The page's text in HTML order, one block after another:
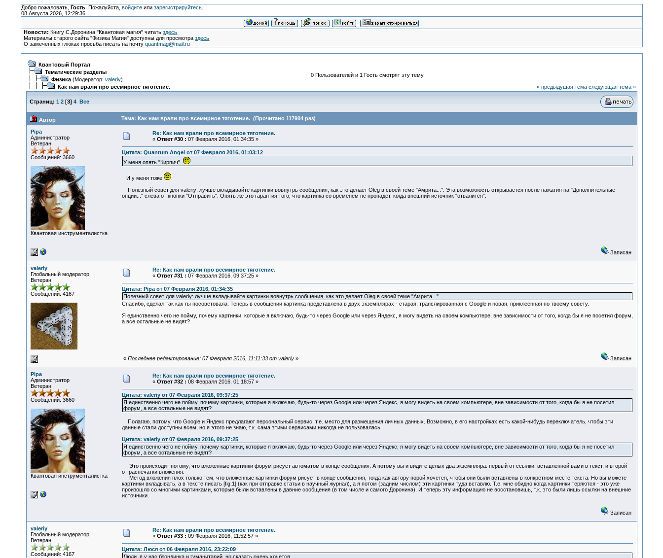
Добро пожаловать, Гость. Пожалуйста, войдитеили зарегистрируйтесь.
08 Августа 2026, 12:29:36
Новости: Книгу С.Доронина "Квантовая магия" читатьздесь
Материалы старого сайта "Физика Магии" доступны для просмотраздесь
О замеченных глюках просьба писать на почтуquantmag@mail.ru
Квантовый Портал
Тематические разделы
Физика(Модератор: valeriy)
Как нам врали про всемирное тяготение.
0 Пользователей и 1 Гость смотрят эту тему.
« предыдущая тема следующая тема »
Страниц: 1 2[3] 4 Все
Автор Тема: Как нам врали про всемирное тяготение. (Прочитано 117904 раз)
Pipa
Администратор
Ветеран
Сообщений: 3660
Квантовая инструменталистка
Re: Как нам врали про всемирное тяготение.
« Ответ #30 : 07 Февраля 2016, 01:34:35 »
Цитата: Quantum Angel от 07 Февраля 2016, 01:03:12
У меня опять "Кирпич"
И у меня тоже
.
Полезный совет для valeriy: лучше вкладывайте картинки вовнутрь сообщения, как это делает Oleg в своей теме "Амрита...". Эта возможность открывается после нажатия на "Дополнительные
опции..." слева от кнопки "Отправить". Опять же это гарантия того, что картинка со временем не пропадет, когда внешний источник "отвалится".
Записан
valeriy
Глобальный модератор
Ветеран
Сообщений: 4167
Re: Как нам врали про всемирное тяготение.
« Ответ #31 : 07 Февраля 2016, 09:37:25 »
Цитата: Pipa от 07 Февраля 2016, 01:34:35
Полезный совет для valeriy: лучше вкладывайте картинки вовнутрь сообщения, как это делает Oleg в своей теме "Амрита..."
Спасибо, сделал так как ты посоветовала. Теперь в сообщении картинка представлена в двух экземплярах - старая, транслированная с Google и новая, приклеенная по твоему совету.
Я единственно чего не пойму, почему картинки, которые я включаю, будь-то через Google или через Яндекс, я могу видеть на своем компьютере, вне зависимости от того, когда бы я не посетил форум,
а все остальные не видят?
« Последнее редактирование: 07 Февраля 2016, 11:11:33 от valeriy» Записан
Pipa
Администратор
Ветеран
Сообщений: 3660
Квантовая инструменталистка
Re: Как нам врали про всемирное тяготение.
« Ответ #32 : 08 Февраля 2016, 01:18:57 »
Цитата: valeriy от 07 Февраля 2016, 09:37:25
Я единственно чего не пойму, почему картинки, которые я включаю, будь-то через Google или через Яндекс, я могу видеть на своем компьютере, вне зависимости от того, когда бы я не посетил
форум, а все остальные не видят?
Полагаю, потому, что Google и Яндекс предлагают персональный сервис, т.е. место для размещения личных данных. Возможно, в его настройках есть какой-нибудь переключатель, чтобы эти
данные стали доступны всем, но я этого не знаю, т.к. сама этими сервисами никогда не пользовалась.
Цитата: valeriy от 07 Февраля 2016, 09:37:25
Я единственно чего не пойму, почему картинки, которые я включаю, будь-то через Google или через Яндекс, я могу видеть на своем компьютере, вне зависимости от того, когда бы я не посетил
форум, а все остальные не видят?
Это происходит потому, что вложенные картинки форум рисует автоматом в конце сообщения. А потому вы и видите целых два экземпляра: первый от ссылки, вставленной вами в текст, и второй
от распечатки вложения.
Метод вложения плох только тем, что вложенные картинки форум рисует в конце сообщения, тогда как автору порой хочется, чтобы они были вставлены в конкретном месте текста. Но вы можете
картинки вкладывать, а в тексте писать [fig.1] (как при отправке статьи в научный журнал), а я потом (задним числом) эти картинки туда вставлю. Т.е. мне обидно когда картинки теряются - это уже
произошло со многими картинками, которые были вставлены в давние сообщения (в том числе и самого Доронина). И теперь эту информацию не восстановишь, т.к. это были лишь ссылки на внешние
источники.
Записан
valeriy
Глобальный модератор
Ветеран
Сообщений: 4167
Re: Как нам врали про всемирное тяготение.
« Ответ #33 : 09 Февраля 2016, 11:52:57 »
Цитата: Люся от 06 Февраля 2016, 23:22:09
Люди, я у нас блондинка и гуманитарий, но сказать очень хочется.